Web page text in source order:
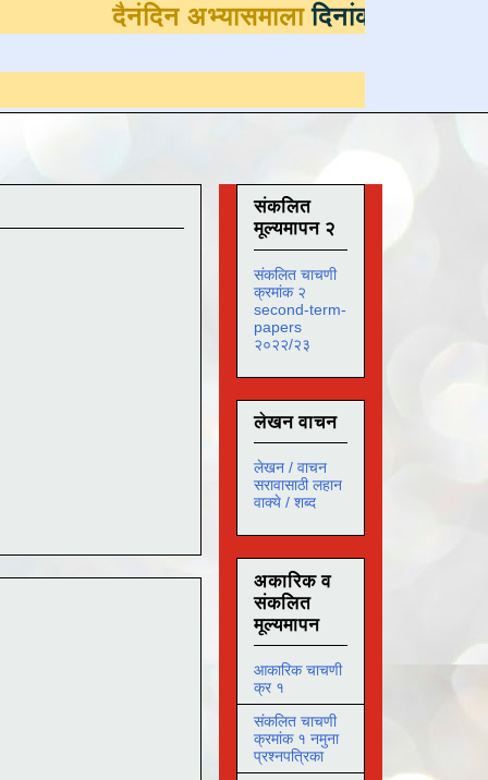
दैनंदिन अभ्यासमाला
संकलित
मूल्यमापन २
संकलित चाचणी
क्रमांक २
second-term-
papers
२०२२/२३
लेखन वाचन
लेखन / वाचन
सरावासाठी लहान
वाक्ये / शब्द
अकारिक व
संकलित
मूल्यमापन
आकारिक चाचणी
क्र १
संकलित चाचणी
क्रमांक १ नमुना
प्रश्नपत्रिका